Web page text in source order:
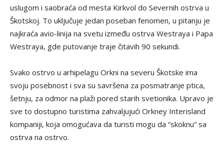
uslugom i saobraća od mesta Kirkvol do Severnih ostrva u
Škotskoj. To uključuje jedan poseban fenomen, u pitanju je
najkraća avio-linija na svetu između ostrva Westraya i Papa
Westraya, gde putovanje traje čitavih 90 sekundi.
Svako ostrvo u arhipelagu Orkni na severu Škotske ima
svoju posebnost i sva su savršena za posmatranje ptica,
šetnju, za odmor na plaži pored starih svetionika. Upravo je
sve to dostupno turistima zahvaljujući Orkney Interisland
kompaniji, koja omogućava da turisti mogu da “skoknu” sa
ostrva na ostrvo.